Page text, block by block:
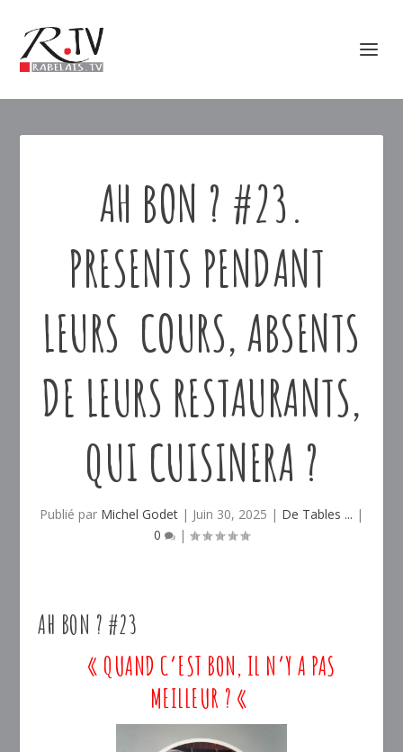
AH BON ? #23.
PRESENTS PENDANT
LEURS COURS, ABSENTS
DE LEURS RESTAURANTS,
QUI CUISINERA ?
Publié par Michel Godet | Juin 30, 2025 | De Tables ... |
0
|
AH BON ? #23
« QUAND C’EST BON, IL N’Y A PAS
MEILLEUR ? «